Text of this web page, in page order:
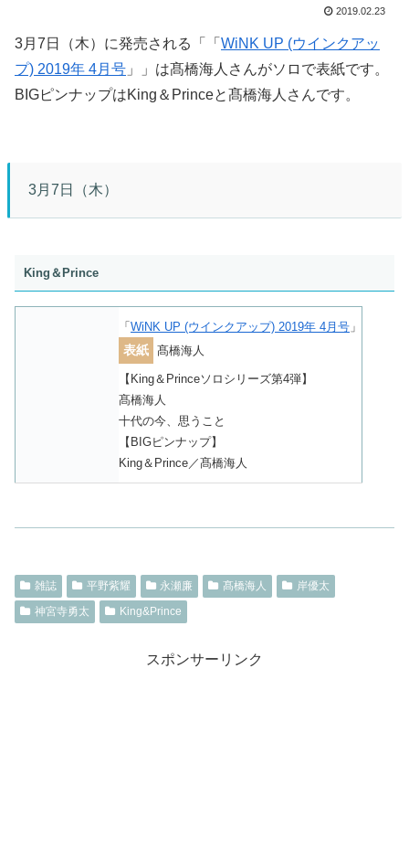
2019.02.23
3月7日（木）に発売される「「 WiNK UP (ウインクアッ
プ) 2019年 4月号 」」は髙橋海人さんがソロで表紙です。
BIGピンナップはKing＆Princeと髙橋海人さんです。
3月7日（木）
King＆Prince
「 WiNK UP (ウインクアップ) 2019年 4月号 」
表紙 髙橋海人
【King＆Princeソロシリーズ第4弾】
髙橋海人
十代の今、思うこと
【BIGピンナップ】
King＆Prince／髙橋海人
雑誌 平野紫耀 永瀬廉 髙橋海人
岸優太
神宮寺勇太
King&Prince
スポンサーリンク